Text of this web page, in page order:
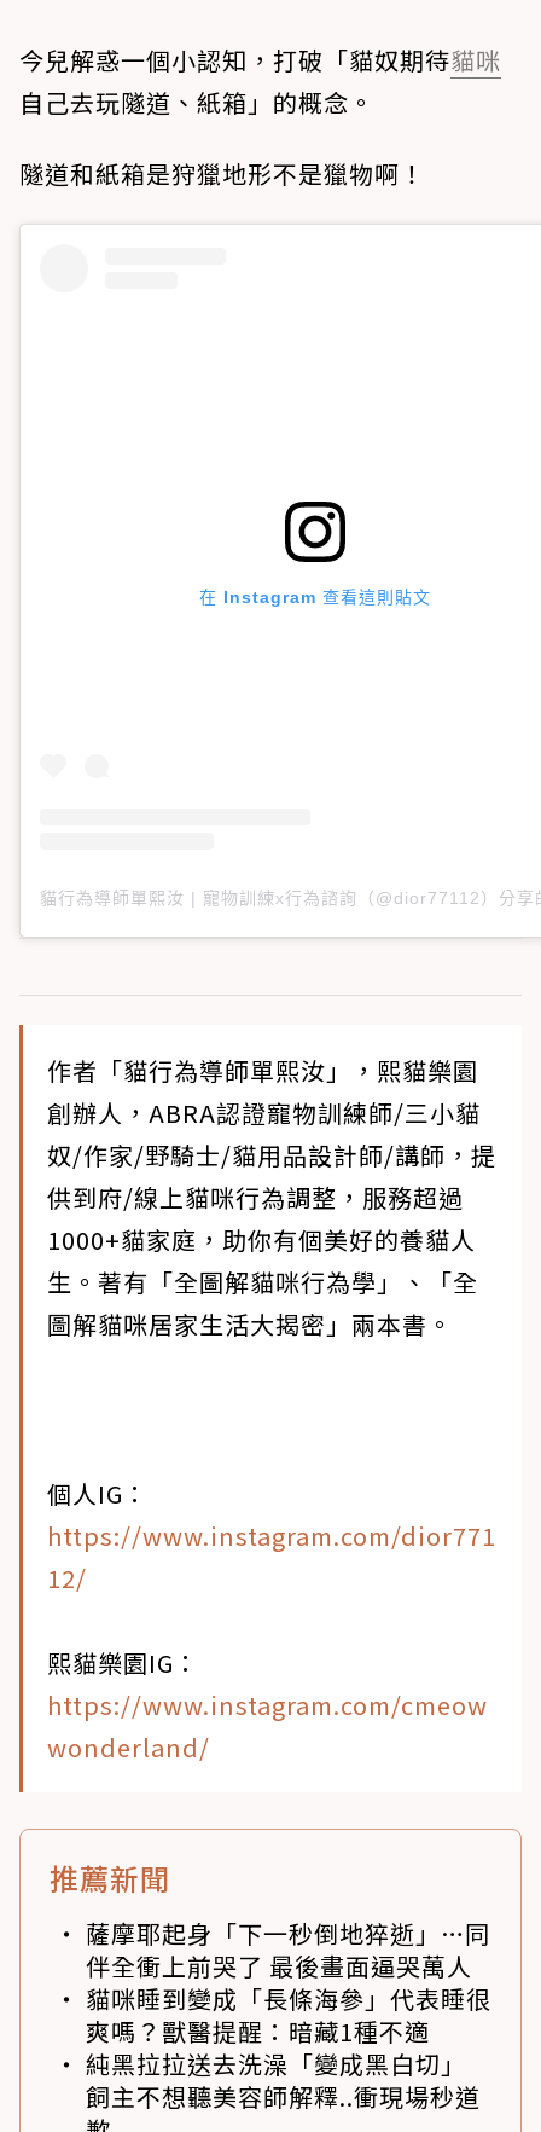
今兒解惑一個小認知，打破「貓奴期待貓咪
自己去玩隧道、紙箱」的概念。
隧道和紙箱是狩獵地形不是獵物啊！
在 Instagram 查看這則貼文
貓行為導師單熙汝 | 寵物訓練x行為諮詢（@dior77112）分享
作者「貓行為導師單熙汝」，熙貓樂園
創辦人，ABRA認證寵物訓練師/三小貓
奴/作家/野騎士/貓用品設計師/講師，提
供到府/線上貓咪行為調整，服務超過
1000+貓家庭，助你有個美好的養貓人
生。著有「全圖解貓咪行為學」、「全
圖解貓咪居家生活大揭密」兩本書。
個人IG：
https://www.instagram.com/dior771
12/
熙貓樂園IG：
https://www.instagram.com/cmeow
wonderland/
推薦新聞
薩摩耶起身「下一秒倒地猝逝」…同
伴全衝上前哭了 最後畫面逼哭萬人
貓咪睡到變成「長條海參」代表睡很
爽嗎？獸醫提醒：暗藏1種不適
純黑拉拉送去洗澡「變成黑白切」
飼主不想聽美容師解釋..衝現場秒道